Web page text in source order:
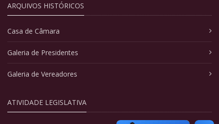
ARQUIVOS HISTÓRICOS
Casa de Câmara
Galeria de Presidentes
Galeria de Vereadores
ATIVIDADE LEGISLATIVA